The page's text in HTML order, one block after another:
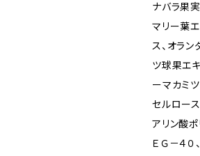
ナバラ果
マリー葉
ス、オラ
ツ球果エ
ーマカミ
セルロース
アリン酸
ＥＧ－４０